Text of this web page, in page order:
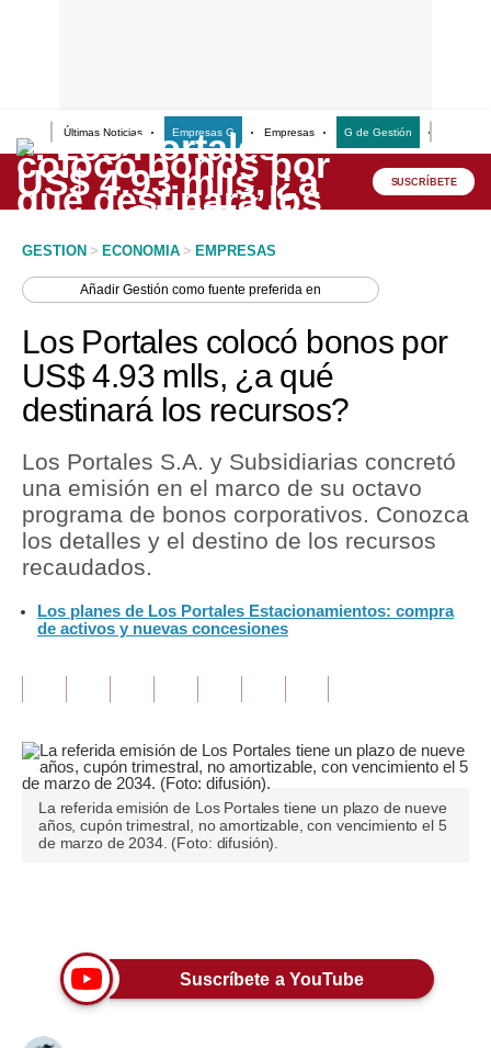
Últimas Noticias Empresas G Empresas G de Gestión
Lo último
Peru Quiosco
Economía
Mercados
Política
Tu Dinero
Finanzas Personales
Inmobiliarias
Opinión
Editorial
Blogs
Viajes
SUSCRÍBETE
GESTION > ECONOMIA > EMPRESAS
AñadirGestión como fuente preferida en
Los Portales colocó bonos por
US$ 4.93 mlls, ¿a qué
destinará los recursos?
Los Portales S.A. y Subsidiarias concretó
una emisión en el marco de su octavo
programa de bonos corporativos. Conozca
los detalles y el destino de los recursos
recaudados.
Los planes de Los Portales Estacionamientos: compra
de activos y nuevas concesiones
La referida emisión de Los Portales tiene un plazo de nueve
años, cupón trimestral, no amortizable, con vencimiento el 5
de marzo de 2034. (Foto: difusión).
Suscríbete a YouTube